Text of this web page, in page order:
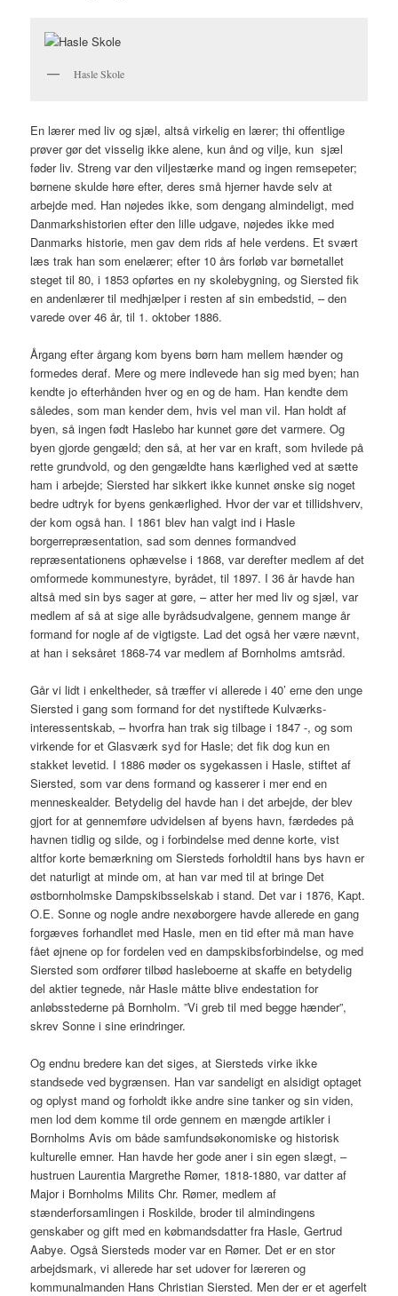
Hasle Skole
En lærer med liv og sjæl, altså virkelig en lærer; thi offentlige
prøver gør det visselig ikke alene, kun ånd og vilje, kun sjæl
føder liv. Streng var den viljestærke mand og ingen remsepeter;
børnene skulde høre efter, deres små hjerner havde selv at
arbejde med. Han nøjedes ikke, som dengang almindeligt, med
Danmarkshistorien efter den lille udgave, nøjedes ikke med
Danmarks historie, men gav dem rids af hele verdens. Et svært
læs trak han som enelærer; efter 10 års forløb var børnetallet
steget til 80, i 1853 opførtes en ny skolebygning, og Siersted fik
en andenlærer til medhjælper i resten af sin embedstid, – den
varede over 46 år, til 1. oktober 1886.
Årgang efter årgang kom byens børn ham mellem hænder og
formedes deraf. Mere og mere indlevede han sig med byen; han
kendte jo efterhånden hver og en og de ham. Han kendte dem
således, som man kender dem, hvis vel man vil. Han holdt af
byen, så ingen født Haslebo har kunnet gøre det varmere. Og
byen gjorde gengæld; den så, at her var en kraft, som hvilede på
rette grundvold, og den gengældte hans kærlighed ved at sætte
ham i arbejde; Siersted har sikkert ikke kunnet ønske sig noget
bedre udtryk for byens genkærlighed. Hvor der var et tillidshverv,
der kom også han. I 1861 blev han valgt ind i Hasle
borgerrepræsentation, sad som dennes formandved
repræsentationens ophævelse i 1868, var derefter medlem af det
omformede kommunestyre, byrådet, til 1897. I 36 år havde han
altså med sin bys sager at gøre, – atter her med liv og sjæl, var
medlem af så at sige alle byrådsudvalgene, gennem mange år
formand for nogle af de vigtigste. Lad det også her være nævnt,
at han i seksåret 1868-74 var medlem af Bornholms amtsråd.
Går vi lidt i enkeltheder, så træffer vi allerede i 40’ erne den unge
Siersted i gang som formand for det nystiftede Kulværks-
interessentskab, – hvorfra han trak sig tilbage i 1847 -, og som
virkende for et Glasværk syd for Hasle; det fik dog kun en
stakket levetid. I 1886 møder os sygekassen i Hasle, stiftet af
Siersted, som var dens formand og kasserer i mer end en
menneskealder. Betydelig del havde han i det arbejde, der blev
gjort for at gennemføre udvidelsen af byens havn, færdedes på
havnen tidlig og silde, og i forbindelse med denne korte, vist
altfor korte bemærkning om Siersteds forholdtil hans bys havn er
det naturligt at minde om, at han var med til at bringe Det
østbornholmske Dampskibsselskab i stand. Det var i 1876, Kapt.
O.E. Sonne og nogle andre nexøborgere havde allerede en gang
forgæves forhandlet med Hasle, men en tid efter må man have
fået øjnene op for fordelen ved en dampskibsforbindelse, og med
Siersted som ordfører tilbød hasleboerne at skaffe en betydelig
del aktier tegnede, når Hasle måtte blive endestation for
anløbsstederne på Bornholm. ”Vi greb til med begge hænder”,
skrev Sonne i sine erindringer.
Og endnu bredere kan det siges, at Siersteds virke ikke
standsede ved bygrænsen. Han var sandeligt en alsidigt optaget
og oplyst mand og forholdt ikke andre sine tanker og sin viden,
men lod dem komme til orde gennem en mængde artikler i
Bornholms Avis om både samfundsøkonomiske og historisk
kulturelle emner. Han havde her gode aner i sin egen slægt, –
hustruen Laurentia Margrethe Rømer, 1818-1880, var datter af
Major i Bornholms Milits Chr. Rømer, medlem af
stænderforsamlingen i Roskilde, broder til almindingens
genskaber og gift med en købmandsdatter fra Hasle, Gertrud
Aabye. Også Siersteds moder var en Rømer. Det er en stor
arbejdsmark, vi allerede har set udover for læreren og
kommunalmanden Hans Christian Siersted. Men der er et agerfelt